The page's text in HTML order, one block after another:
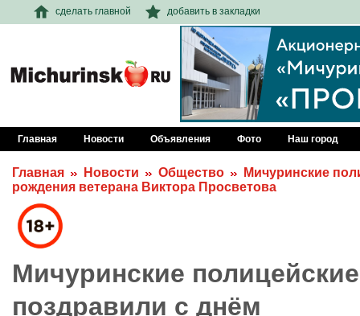
сделать главной добавить в закладки
Главная Новости Объявления Фото Наш город
Главная Новости Общество
Мичуринские
рождения ветерана Виктора Просветова
Мичуринские полицейские
поздравили с днём